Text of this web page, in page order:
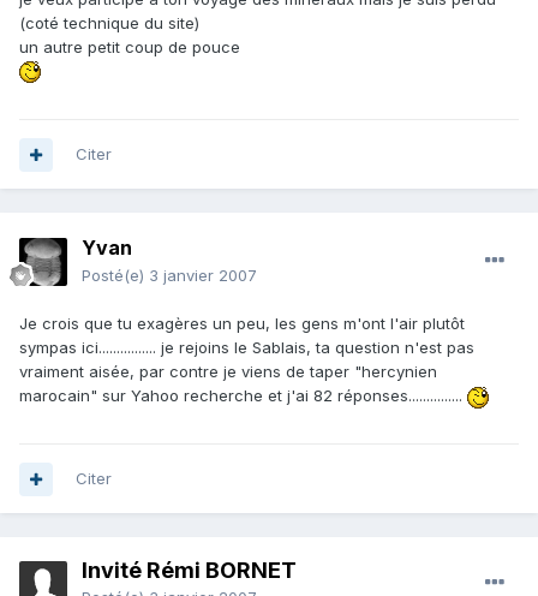
(coté technique du site)
un autre petit coup de pouce
Citer
Yvan
Posté(e) 3 janvier 2007
Je crois que tu exagères un peu, les gens m'ont l'air plutôt
sympas ici................ je rejoins le Sablais, ta question n'est pas
vraiment aisée, par contre je viens de taper "hercynien
marocain" sur Yahoo recherche et j'ai 82 réponses...............
Citer
Invité Rémi BORNET